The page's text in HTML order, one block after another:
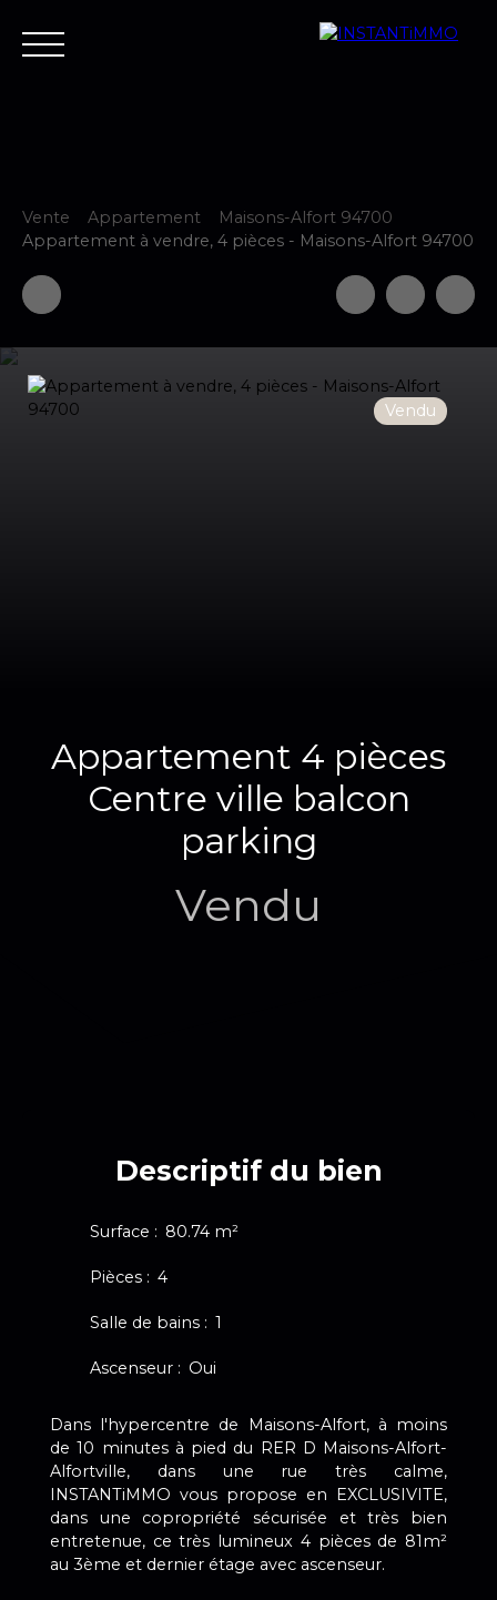
Accueil Estimer Vendre Acheter Neuf
Vente Appartement
Maisons-Alfort 94700
Appartement à vendre, 4 pièces - Maisons-Alfort 94700
Vendu
Appartement 4 pièces
Centre ville balcon
parking
Vendu
Descriptif du bien
Surface : 80.74 m²
Pièces : 4
Salle de bains : 1
Ascenseur : Oui
Dans l'hypercentre de Maisons-Alfort, à moins
de 10 minutes à pied du RER D Maisons-Alfort-
Alfortville, dans une rue très calme,
INSTANTiMMO vous propose en EXCLUSIVITE,
dans une copropriété sécurisée et très bien
entretenue, ce très lumineux 4 pièces de 81m²
au 3ème et dernier étage avec ascenseur.